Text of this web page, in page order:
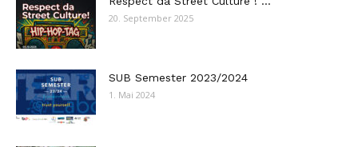
20. September 2025
SUB Semester 2023/2024
1. Mai 2024